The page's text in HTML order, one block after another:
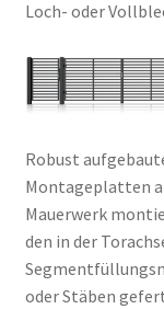
Loch- oder
Robust
Montageplatten
Mauerwerk
den in der
oder Stäben